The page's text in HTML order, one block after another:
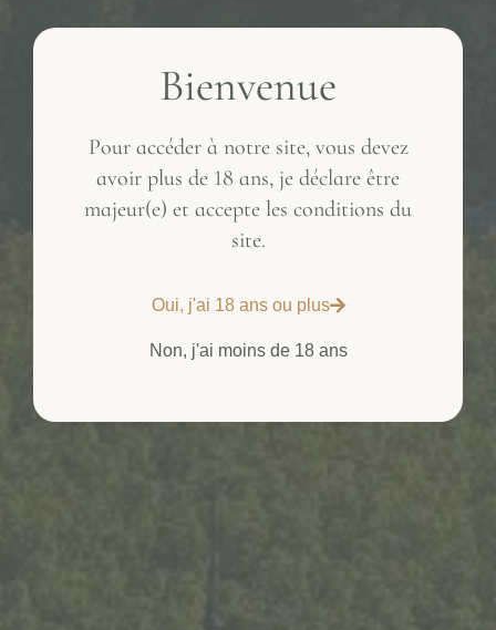
Bienvenue
Pour accéder à notre site, vous devez
avoir plus de 18 ans, je déclare être
majeur(e) et accepte les conditions du
site.
Oui, j'ai 18 ans ou plus
Non, j'ai moins de 18 ans